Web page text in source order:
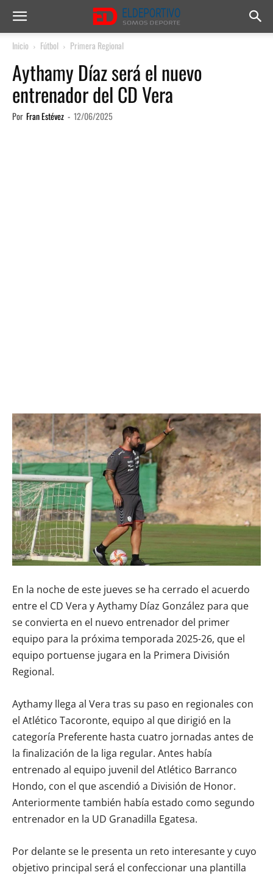
Inicio Fútbol Primera Regional
Aythamy Díaz será el nuevo
entrenador del CD Vera
Por Fran Estévez - 12/06/2025
En la noche de este jueves se ha cerrado el acuerdo
entre el CD Vera y Aythamy Díaz González para que
se convierta en el nuevo entrenador del primer
equipo para la próxima temporada 2025-26, que el
equipo portuense jugara en la Primera División
Regional.
Aythamy llega al Vera tras su paso en regionales con
el Atlético Tacoronte, equipo al que dirigió en la
categoría Preferente hasta cuatro jornadas antes de
la finalización de la liga regular. Antes había
entrenado al equipo juvenil del Atlético Barranco
Hondo, con el que ascendió a División de Honor.
Anteriormente también había estado como segundo
entrenador en la UD Granadilla Egatesa.
Por delante se le presenta un reto interesante y cuyo
objetivo principal será el confeccionar una plantilla